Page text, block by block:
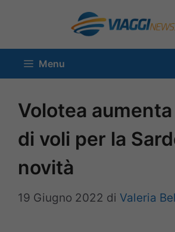
contenuto
Menu
Volotea aumenta
di voli per la
novità
19 Giugno 2022 di Valeria